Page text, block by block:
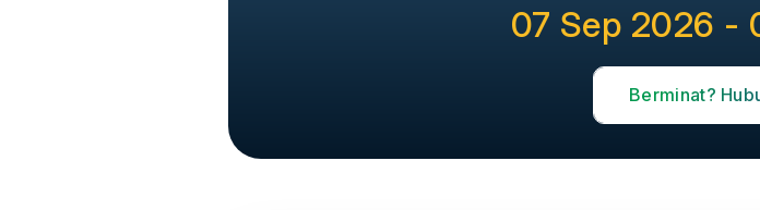
07 Sep 2026 -
Berminat?